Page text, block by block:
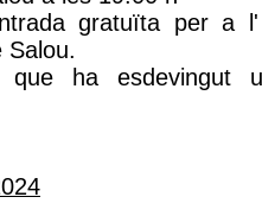
gratuïta per a
Salou.
que ha esdevingut